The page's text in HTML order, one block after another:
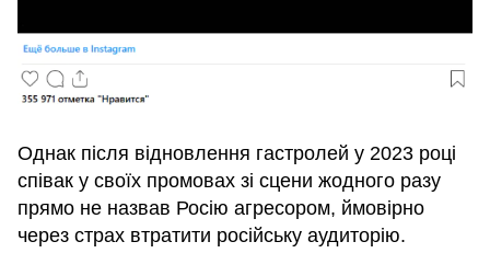
Однак після відновлення гастролей у 2023 році
співак у своїх промовах зі сцени жодного разу
прямо не назвав Росію агресором, ймовірно
через страх втратити російську аудиторію.